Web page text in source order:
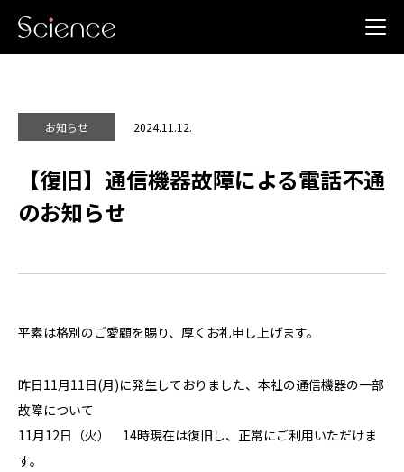
お知らせ 2024.11.12.
【復旧】通信機器故障による電話不通
のお知らせ
平素は格別のご愛顧を賜り、厚くお礼申し上げます。
昨日11月11日(月)に発生しておりました、本社の通信機器の一部
故障について
11月12日（火） 14時現在は復旧し、正常にご利用いただけま
す。